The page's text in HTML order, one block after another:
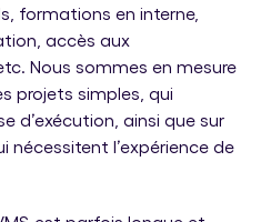
formations en interne,
accès aux
Nous sommes en mesure
projets simples, qui
d’exécution, ainsi que sur
nécessitent l’expérience de